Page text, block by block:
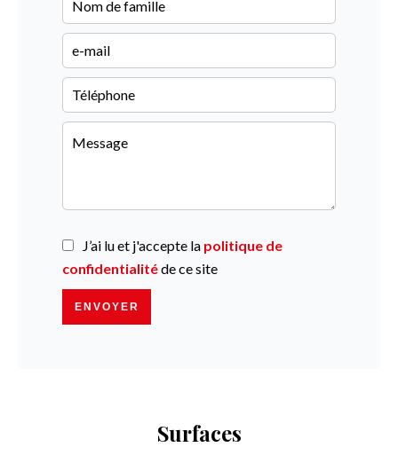
J’ai lu et j'accepte la politique de
confidentialitéde ce site
ENVOYER
Surfaces